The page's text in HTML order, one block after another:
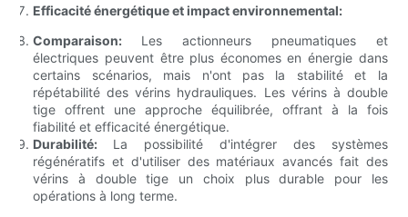
Efficacité énergétique et impact environnemental:
Comparaison: Les actionneurs pneumatiques et
électriques peuvent être plus économes en énergie dans
certains scénarios, mais n'ont pas la stabilité et la
répétabilité des vérins hydrauliques. Les vérins à double
tige offrent une approche équilibrée, offrant à la fois
fiabilité et efficacité énergétique.
Durabilité: La possibilité d'intégrer des systèmes
régénératifs et d'utiliser des matériaux avancés fait des
vérins à double tige un choix plus durable pour les
opérations à long terme.